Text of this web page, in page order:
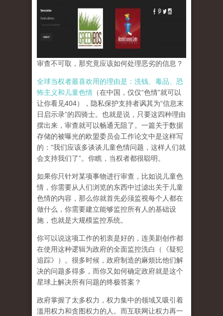
审查不可取，那究竟应该如何处理恶劣的信息？
全球当权者最喜欢用的理由是：洗钱、毒品、恐
怖主义和儿童色情 （在中国，仅仅“色情”就可以
让你看见404），隐私保护支持者讽其为“信息末
日启示录”的四骑士。也就是说，只要这四种理由
摆出来，审查就可以畅通无阻了。一篇关于数据
存储的被曝光的欧盟委员会工作论文中是这样写
的：“我们应该多谈谈儿童色情问题，这样人们就
会支持我们了”。你瞧，当权者都很聪明。
如果你只针对某项事物进行审查，比如说儿童色
情，你需要从人们浏览的东西中过滤出关于儿童
色情的内容，那么你就首先必须监视每个人都在
做什么，你需要建立能够监控所有人的基础设
施，也就是大规模监控系统。
你可以说这项工作的初衷是好的，连美剧创作都
在使用这种逻辑为政府的全面监控洗白（《疑犯
追踪》）。 很多时候，政府制造的麻烦比他们解
决的问题多得多，而你又如何确定政府就是这个
星球上解决所有问题的终极答案？
政府掌握了太多权力，权力集中的领域又吸引着
滥用权力和贪图权力的人。而互联网让权力再一